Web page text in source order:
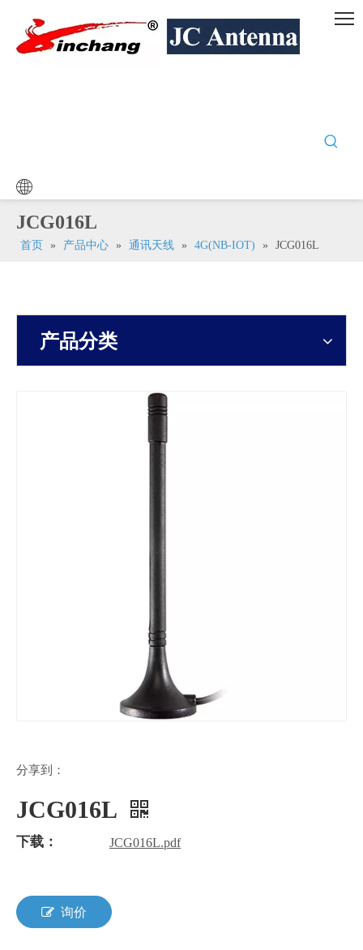
JCG016L
首页 » 产品中心 » 通讯天线 » 4G(NB-IOT) » JCG016L
产品分类
分享到：
JCG016L
下载： JCG016L.pdf
询价